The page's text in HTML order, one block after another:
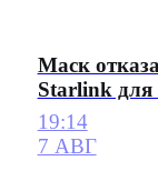
Маск
Starlink для
19:14
7 АВГ